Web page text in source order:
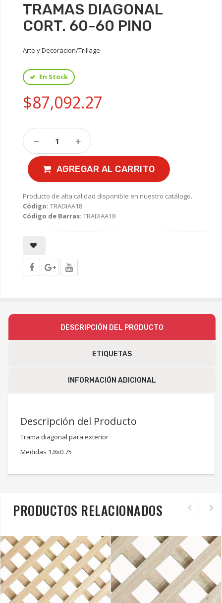
TRAMAS DIAGONAL
CORT. 60-60 PINO
Arte y Decoracion/Trillage
En Stock
$87,092.27
AGREGAR AL CARRITO
Producto de alta calidad disponible en nuestro catálogo.
Código: TRADIAA18
Código de Barras: TRADIAA18
DESCRIPCIÓN DEL PRODUCTO
ETIQUETAS
INFORMACIÓN ADICIONAL
Descripción del Producto
Trama diagonal para exterior
Medidas 1.8x0.75
PRODUCTOS RELACIONADOS